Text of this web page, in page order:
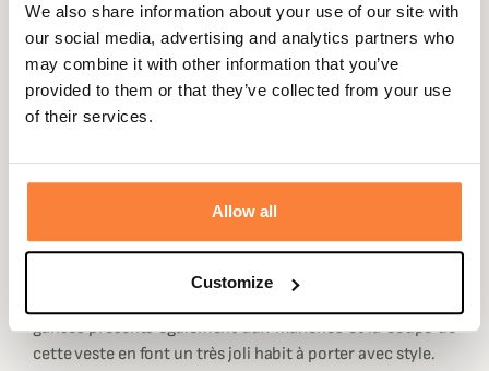
We also share information about your use of our site with
our social media, advertising and analytics partners who
may combine it with other information that you’ve
provided to them or that they’ve collected from your use
of their services.
Allow all
Customize
Conçue dans une très belle laine vierge d'Australie, elle
vous apporte la chaleur parfaite. Une doublure en satin
assure un bon confort et une aisance dans les
mouvements. Cette aisance est également facilitée par
un soufflet d'aisance dans le dos ainsi que deux fentes
La veste de chasse Swann Club Interchasse possède des
renforts judicieusement placés aux coudes et à l'épaule
droite. En suèdine ils permettent d'avoir une veste solide
gansés présents également aux manches et la coupe de
cette veste en font un très joli habit à porter avec style.